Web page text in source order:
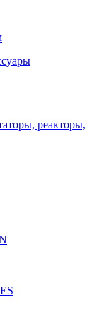
реакторы,